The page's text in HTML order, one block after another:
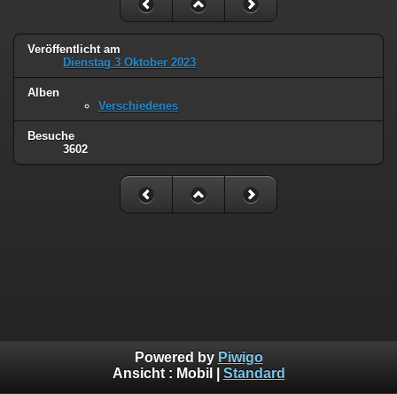
Veröffentlicht am
Dienstag 3 Oktober 2023
Alben
Verschiedenes
Besuche
3602
Powered by Piwigo
Ansicht : Mobil Standard